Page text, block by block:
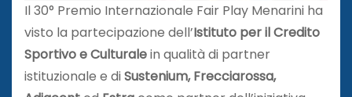
Il 30° Premio Internazionale Fair Play Menarini ha
visto la partecipazione dell’Istituto per il Credito
Sportivo e Culturalein qualità di partner
istituzionale e diSustenium, Frecciarossa,